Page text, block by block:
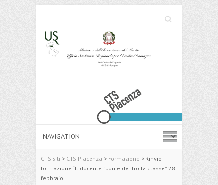
Search
Cerca
CTS siti > CTS Piacenza > Formazione > Rinvio
formazione “Il docente fuori e dentro la classe” 28
febbraio